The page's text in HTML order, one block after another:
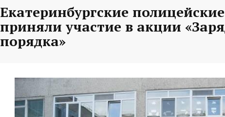
Екатеринбургские
приняли участие в акции
порядка»